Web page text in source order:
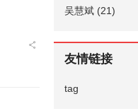
吴慧斌 (21)
友情链接
tag